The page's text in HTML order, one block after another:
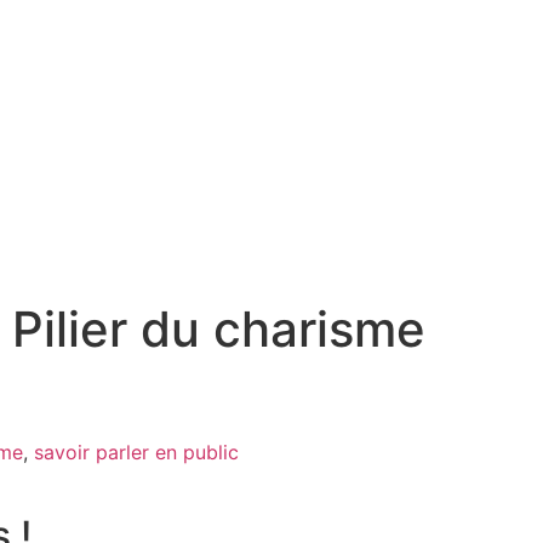
du charisme
, savoir parler en public